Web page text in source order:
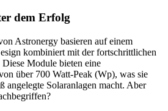
dem Erfolg
Astronergy basieren auf einem
kombiniert mit der fortschrittlichen
Module bieten eine
über 700 Watt-Peak (Wp), was sie
angelegte Solaranlagen macht. Aber